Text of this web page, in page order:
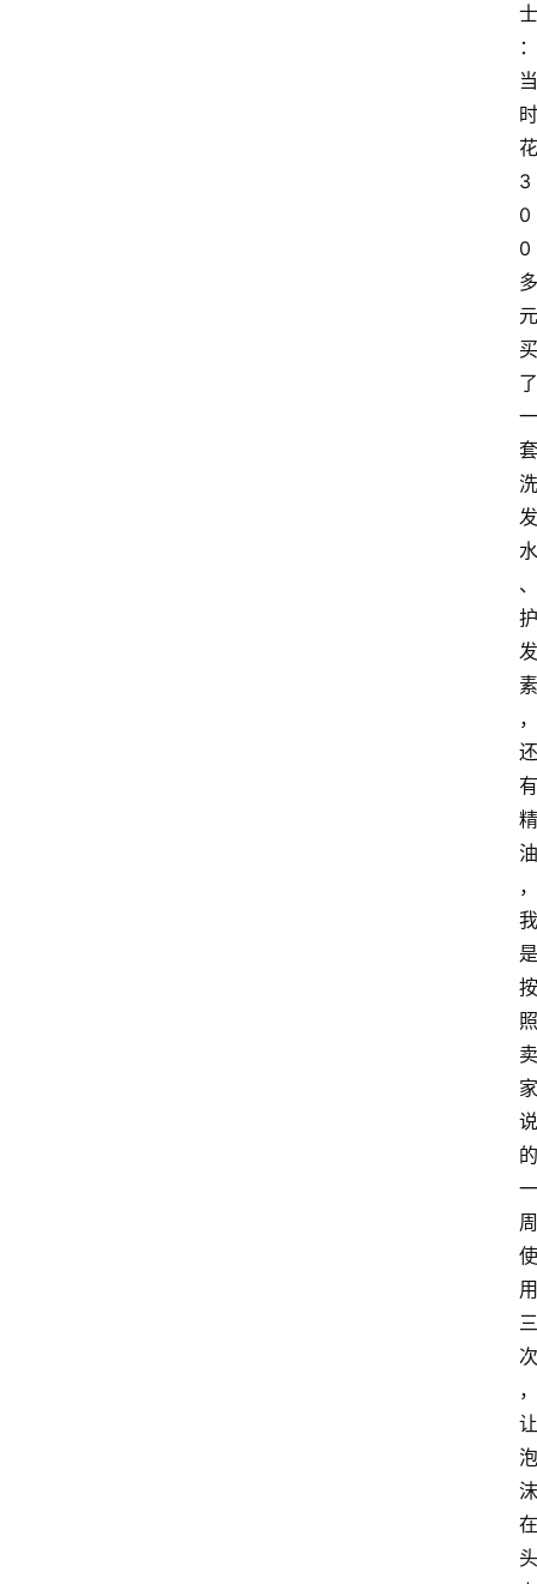
士
：
当
时
花
3
0
0
多
元
买
了
一
套
洗
发
水
、
护
发
素
，
还
有
精
油
，
我
是
按
照
卖
家
说
的
一
周
使
用
三
次
，
让
泡
沫
在
头